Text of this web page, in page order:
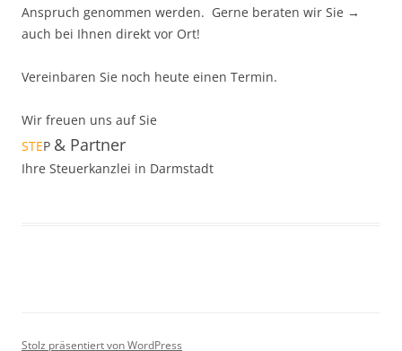
Anspruch genommen werden. Gerne beraten wir Sie →
auch bei Ihnen direkt vor Ort!
Vereinbaren Sie noch heute einen Termin.
Wir freuen uns auf Sie
STEP & Partner
Ihre Steuerkanzlei in Darmstadt
Stolz präsentiert von WordPress